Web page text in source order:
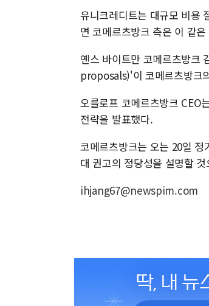
유니크레디트는 대규모 비용
면 코메르츠방크 측은 이 같
옌스 바이트만 코메르츠방
proposals)'이 코메르츠방크
오를로프 코메르츠방크 CEO
전략을 발표했다.
코메르츠방크는 오는 20일
대 권고의 정당성을 설명할
ihjang67@newspim.com